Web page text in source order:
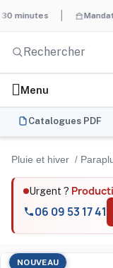
Mandat
Menu
Catalogues PDF
Pluie et hiver
Urgent ?
06 09 53 17 41
NOUVEAU